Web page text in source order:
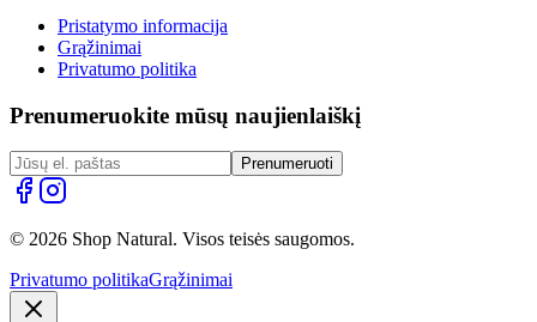
Pristatymo informacija
Grąžinimai
Privatumo politika
Prenumeruokite mūsų naujienlaiškį
Prenumeruoti
© 2026 Shop Natural. Visos teisės saugomos.
Privatumo politikaGrąžinimai